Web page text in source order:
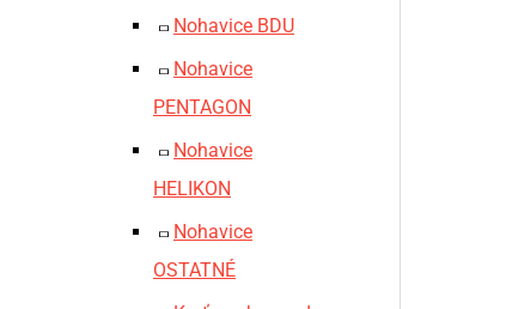
Nohavice BDU
Nohavice
PENTAGON
Nohavice
HELIKON
Nohavice
OSTATNÉ